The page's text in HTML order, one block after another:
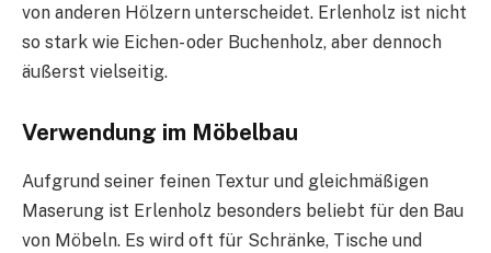
von anderen Hölzern unterscheidet. Erlenholz ist nicht
so stark wie Eichen- oder Buchenholz, aber dennoch
äußerst vielseitig.
Verwendung im Möbelbau
Aufgrund seiner feinen Textur und gleichmäßigen
Maserung ist Erlenholz besonders beliebt für den Bau
von Möbeln. Es wird oft für Schränke, Tische und